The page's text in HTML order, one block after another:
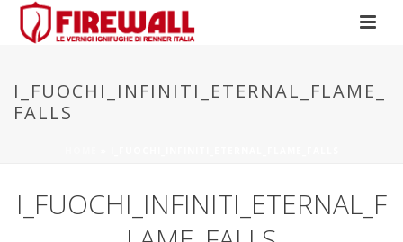
I_FUOCHI_INFINITI_ETERNAL_FLAME_
FALLS
I_FUOCHI_INFINITI_ETERNAL_F